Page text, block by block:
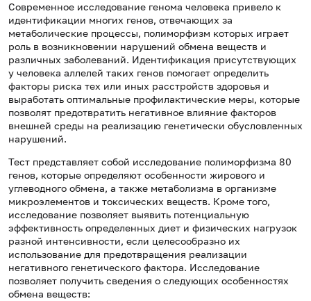
Современное исследование генома человека привело к
идентификации многих генов, отвечающих за
метаболические процессы, полиморфизм которых играет
роль в возникновении нарушений обмена веществ и
различных заболеваний. Идентификация присутствующих
у человека аллелей таких генов помогает определить
факторы риска тех или иных расстройств здоровья и
выработать оптимальные профилактические меры, которые
позволят предотвратить негативное влияние факторов
внешней среды на реализацию генетически обусловленных
нарушений.
Тест представляет собой исследование полиморфизма 80
генов, которые определяют особенности жирового и
углеводного обмена, а также метаболизма в организме
микроэлементов и токсических веществ. Кроме того,
исследование позволяет выявить потенциальную
эффективность определенных диет и физических нагрузок
разной интенсивности, если целесообразно их
использование для предотвращения реализации
негативного генетического фактора. Исследование
позволяет получить сведения о следующих особенностях
обмена веществ: